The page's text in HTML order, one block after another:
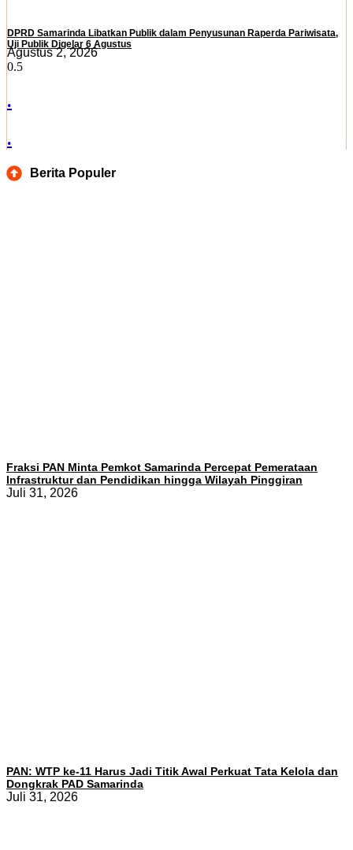
DPRD Samarinda Libatkan Publik dalam Penyusunan Raperda Pariwisata,
Uji Publik Digelar 6 Agustus
Agustus 2, 2026
.
.
Berita Populer
Fraksi PAN Minta Pemkot Samarinda Percepat Pemerataan
Infrastruktur dan Pendidikan hingga Wilayah Pinggiran
Juli 31, 2026
PAN: WTP ke-11 Harus Jadi Titik Awal Perkuat Tata Kelola dan
Dongkrak PAD Samarinda
Juli 31, 2026